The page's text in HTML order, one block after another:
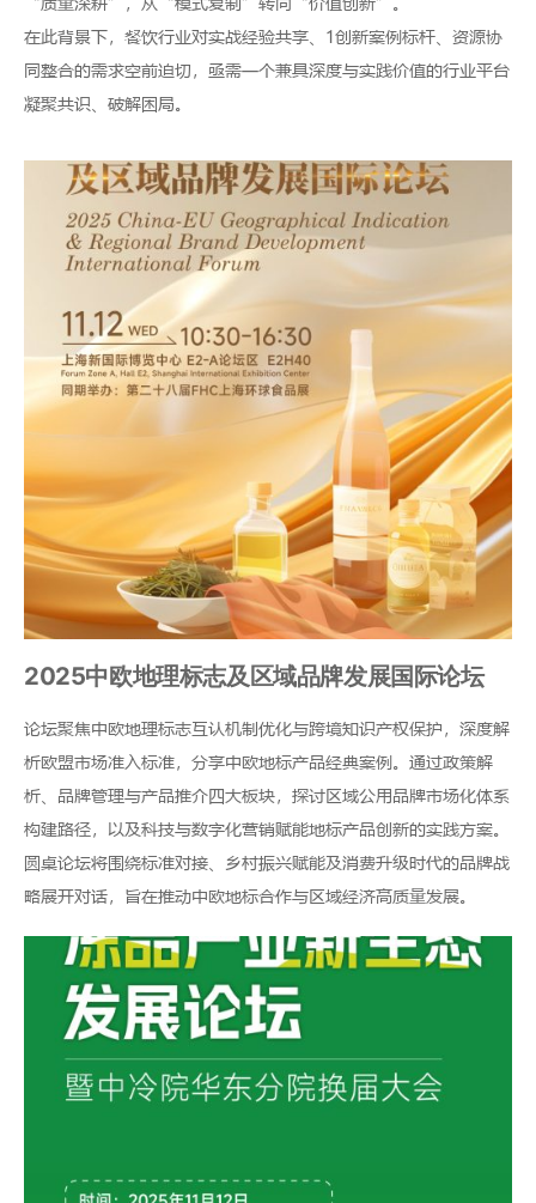
在此背景下，餐饮行业对实战经验共享、1创新案例标杆、资源协
同整合的需求空前迫切，亟需一个兼具深度与实践价值的行业平台
凝聚共识、破解困局。
2025中欧地理标志及区域品牌发展国际论坛
论坛聚焦中欧地理标志互认机制优化与跨境知识产权保护，深度解
析欧盟市场准入标准，分享中欧地标产品经典案例。通过政策解
析、品牌管理与产品推介四大板块，探讨区域公用品牌市场化体系
构建路径，以及科技与数字化营销赋能地标产品创新的实践方案。
圆桌论坛将围绕标准对接、乡村振兴赋能及消费升级时代的品牌战
略展开对话，旨在推动中欧地标合作与区域经济高质量发展。